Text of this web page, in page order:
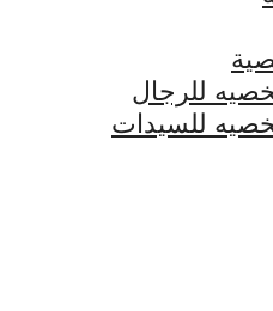
للرجال
للسيدات